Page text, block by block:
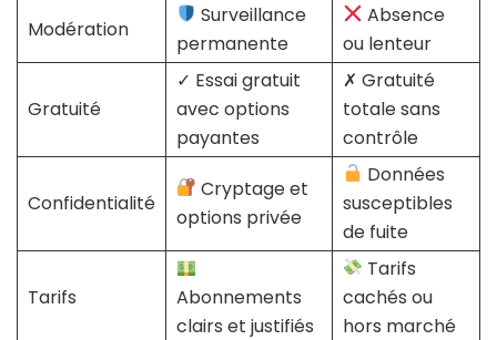
Modération
Surveillance
permanente
Absence
ou lenteur
Gratuité
✓ Essai gratuit
avec options
payantes
✗ Gratuité
totale sans
contrôle
Confidentialité
Cryptage et
options privée
Données
susceptibles
de fuite
Tarifs
Abonnements
clairs et justifiés
Tarifs
cachés ou
hors marché